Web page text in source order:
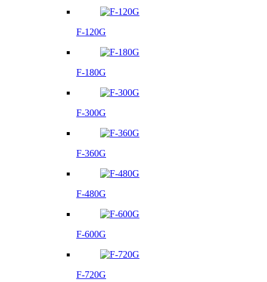
F-120G
F-180G
F-300G
F-360G
F-480G
F-600G
F-720G